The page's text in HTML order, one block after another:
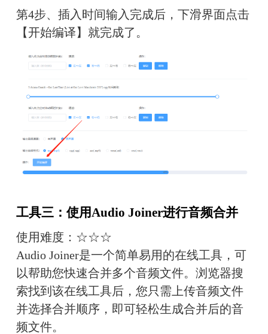
第4步、插入时间输入完成后，下滑界面点击
【开始编译】就完成了。
工具三：使用Audio Joiner进行音频合并
使用难度：☆☆☆
Audio Joiner是一个简单易用的在线工具，可
以帮助您快速合并多个音频文件。浏览器搜
索找到该在线工具后，您只需上传音频文件
并选择合并顺序，即可轻松生成合并后的音
频文件。